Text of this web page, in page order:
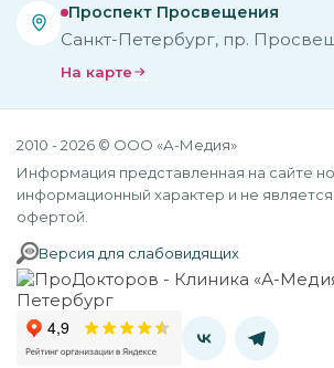
Проспект Просвещения
Санкт-Петербург, пр.
На карте
2010 - 2026 © ООО «А-Медия»
Информация представленная на сайте
информационный характер и не
офертой.
Версия для слабовидящих